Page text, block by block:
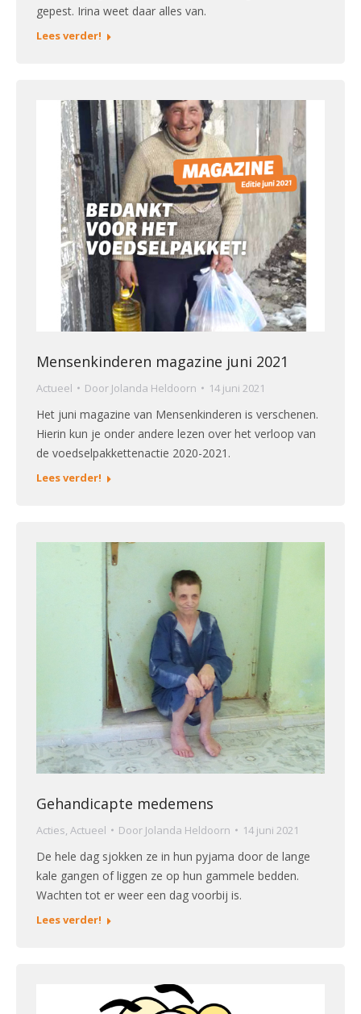
gepest. Irina weet daar alles van.
Lees verder!
Mensenkinderen magazine juni 2021
Actueel Door Jolanda Heldoorn 14 juni 2021
Het juni magazine van Mensenkinderen is verschenen.
Hierin kun je onder andere lezen over het verloop van
de voedselpakkettenactie 2020-2021.
Lees verder!
Gehandicapte medemens
Acties, Actueel Door Jolanda Heldoorn 14 juni 2021
De hele dag sjokken ze in hun pyjama door de lange
kale gangen of liggen ze op hun gammele bedden.
Wachten tot er weer een dag voorbij is.
Lees verder!